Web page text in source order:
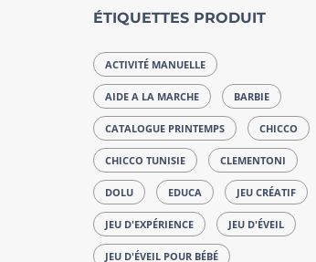
ÉTIQUETTES PRODUIT
ACTIVITÉ MANUELLE
AIDE A LA MARCHE BARBIE
CATALOGUE PRINTEMPS CHICCO
CHICCO TUNISIE CLEMENTONI
DOLU EDUCA JEU CRÉATIF
JEU D'EXPÉRIENCE JEU D'ÉVEIL
JEU D'ÉVEIL POUR BÉBÉ